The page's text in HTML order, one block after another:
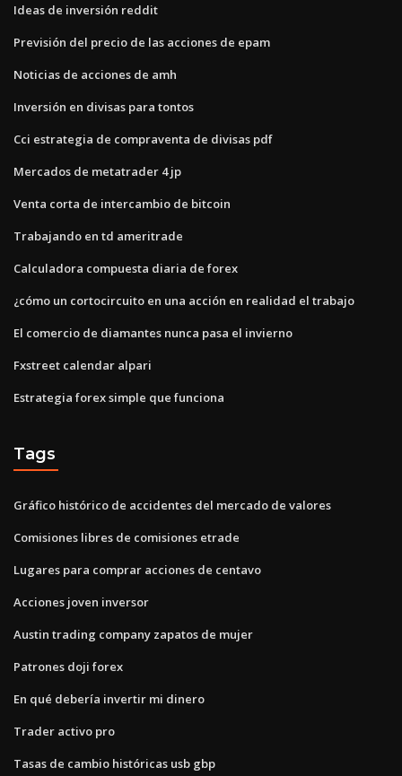
Ideas de inversión reddit
Previsión del precio de las acciones de epam
Noticias de acciones de amh
Inversión en divisas para tontos
Cci estrategia de compraventa de divisas pdf
Mercados de metatrader 4 jp
Venta corta de intercambio de bitcoin
Trabajando en td ameritrade
Calculadora compuesta diaria de forex
¿cómo un cortocircuito en una acción en realidad el trabajo
El comercio de diamantes nunca pasa el invierno
Fxstreet calendar alpari
Estrategia forex simple que funciona
Tags
Gráfico histórico de accidentes del mercado de valores
Comisiones libres de comisiones etrade
Lugares para comprar acciones de centavo
Acciones joven inversor
Austin trading company zapatos de mujer
Patrones doji forex
En qué debería invertir mi dinero
Trader activo pro
Tasas de cambio históricas usb gbp